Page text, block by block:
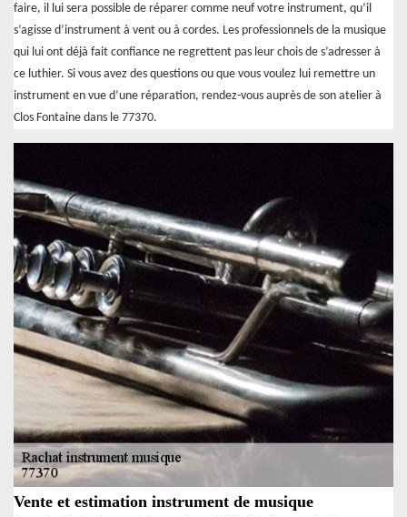
faire, il lui sera possible de réparer comme neuf votre instrument, qu’il
s’agisse d’instrument à vent ou à cordes. Les professionnels de la musique
qui lui ont déjà fait confiance ne regrettent pas leur chois de s’adresser à
ce luthier. Si vous avez des questions ou que vous voulez lui remettre un
instrument en vue d’une réparation, rendez-vous auprès de son atelier à
Clos Fontaine dans le 77370.
Vente et estimation instrument de musique